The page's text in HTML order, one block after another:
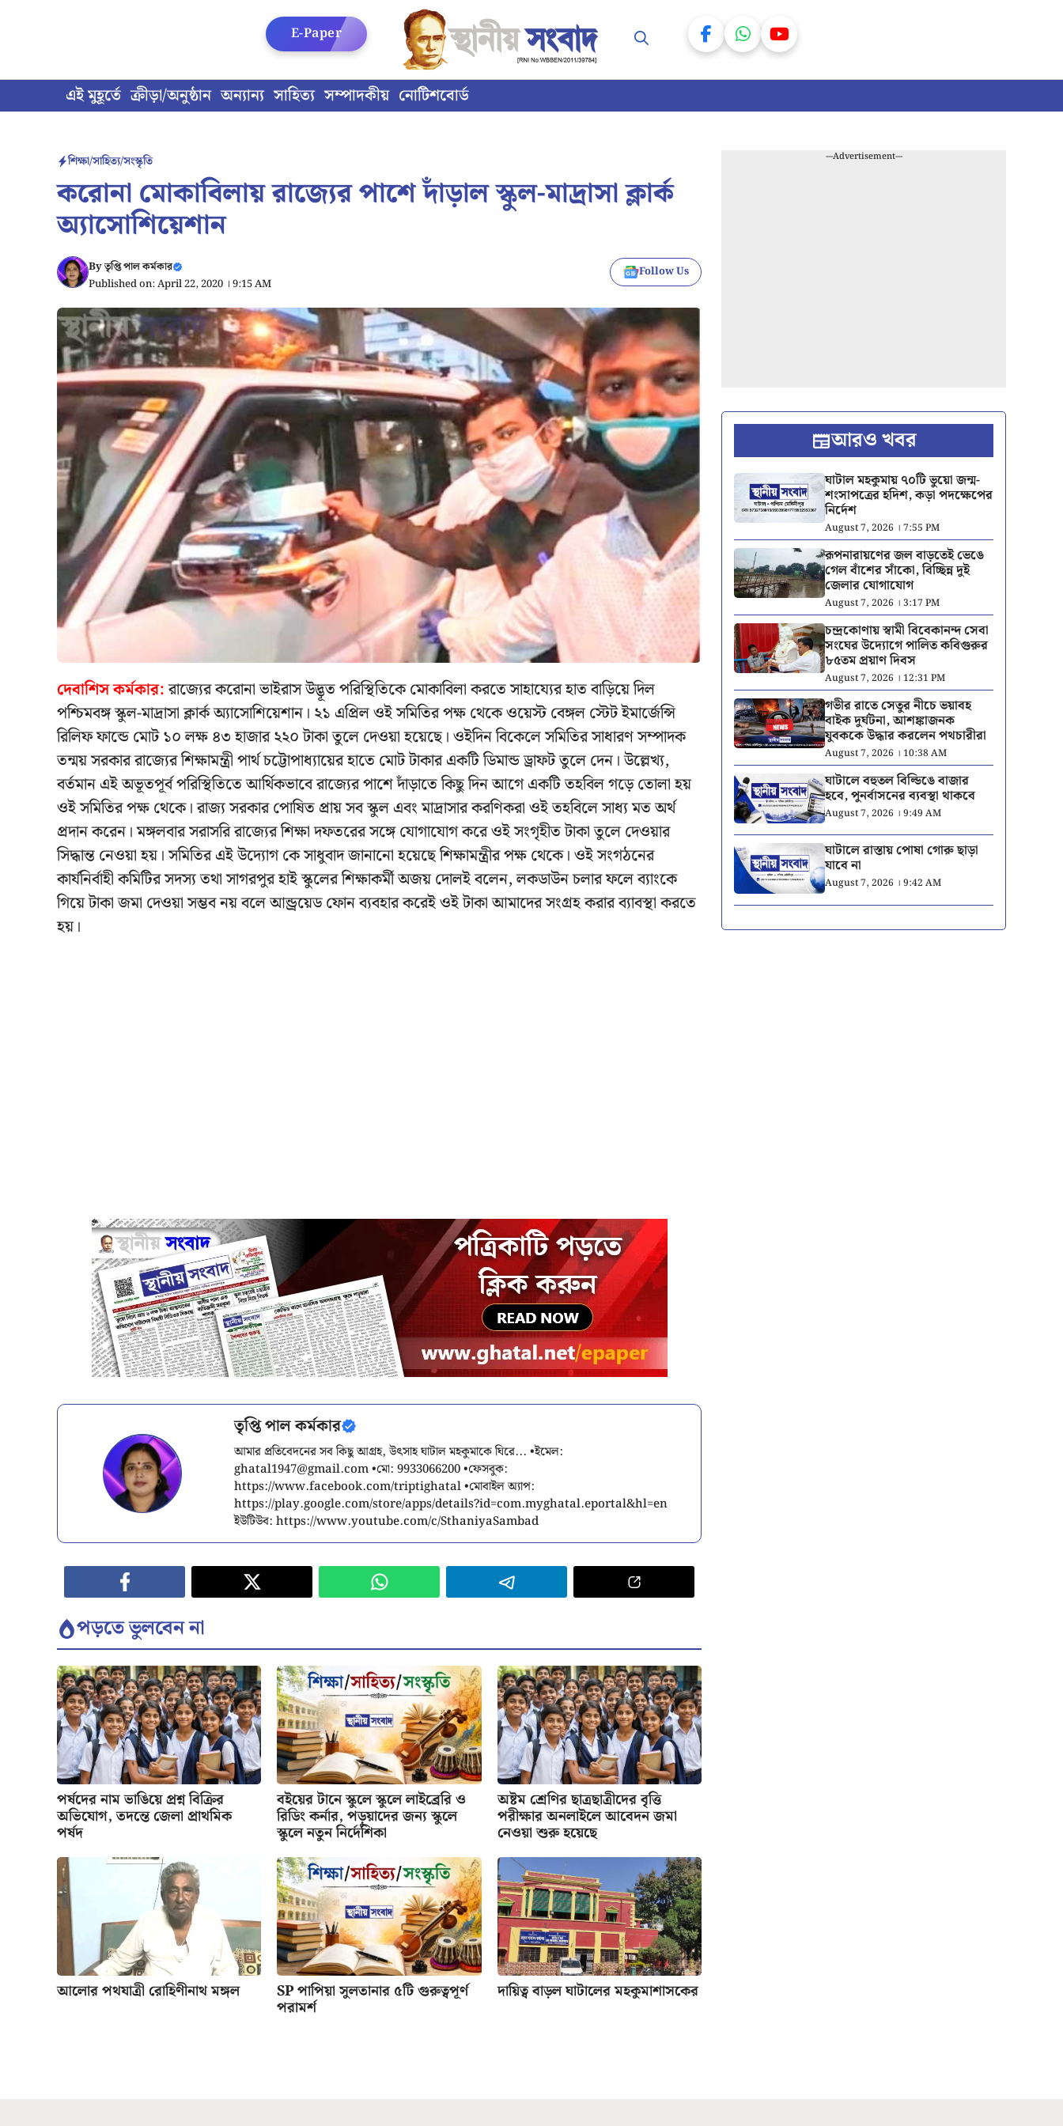
এই মুহূর্তে ক্রীড়া/অনুষ্ঠান অন্যান্য সাহিত্য সম্পাদকীয় নোটিশবোর্ড
E-Paper
শিক্ষা/সাহিত্য/সংস্কৃতি
করোনা মোকাবিলায় রাজ্যের পাশে দাঁড়াল স্কুল-মাদ্রাসা ক্লার্ক
অ্যাসোশিয়েশান
Byতৃপ্তি পাল কর্মকার
Published on: April 22, 2020 । 9:15 AM
Follow Us
দেবাশিস কর্মকার:রাজ্যের করোনা ভাইরাস উদ্ভূত পরিস্থিতিকে মোকাবিলা করতে সাহায্যের হাত বাড়িয়ে দিল
পশ্চিমবঙ্গ স্কুল-মাদ্রাসা ক্লার্ক অ্যাসোশিয়েশান। ২১ এপ্রিল ওই সমিতির পক্ষ থেকে ওয়েস্ট বেঙ্গল স্টেট ইমার্জেন্সি
রিলিফ ফান্ডে মোট ১০ লক্ষ ৪৩ হাজার ২২০ টাকা তুলে দেওয়া হয়েছে। ওইদিন বিকেলে সমিতির সাধারণ সম্পাদক
তন্ময় সরকার রাজ্যের শিক্ষামন্ত্রী পার্থ চট্টোপাধ্যায়ের হাতে মোট টাকার একটি ডিমান্ড ড্রাফট তুলে দেন। উল্লেখ্য,
বর্তমান এই অভূতপূর্ব পরিস্থিতিতে আর্থিকভাবে রাজ্যের পাশে দাঁড়াতে কিছু দিন আগে একটি তহবিল গড়ে তোলা হয়
ওই সমিতির পক্ষ থেকে। রাজ্য সরকার পোষিত প্রায় সব স্কুল এবং মাদ্রাসার করণিকরা ওই তহবিলে সাধ্য মত অর্থ
প্রদান করেন। মঙ্গলবার সরাসরি রাজ্যের শিক্ষা দফতরের সঙ্গে যোগাযোগ করে ওই সংগৃহীত টাকা তুলে দেওয়ার
সিদ্ধান্ত নেওয়া হয়। সমিতির এই উদ্যোগ কে সাধুবাদ জানানো হয়েছে শিক্ষামন্ত্রীর পক্ষ থেকে। ওই সংগঠনের
কার্যনির্বাহী কমিটির সদস্য তথা সাগরপুর হাই স্কুলের শিক্ষাকর্মী অজয় দোলই বলেন, লকডাউন চলার ফলে ব্যাংকে
গিয়ে টাকা জমা দেওয়া সম্ভব নয় বলে আন্ড্রয়েড ফোন ব্যবহার করেই ওই টাকা আমাদের সংগ্রহ করার ব্যাবস্থা করতে
হয়।
তৃপ্তি পাল কর্মকার
আমার প্রতিবেদনের সব কিছু আগ্রহ, উৎসাহ ঘাটাল মহকুমাকে ঘিরে... •ইমেল:
ghatal1947@gmail.com•মো: 9933066200 •ফেসবুক:
https://www.facebook.com/triptighatal •মোবাইল অ্যাপ:
https://play.google.com/store/apps/details?id=com.myghatal.eportal&hl=en
ইউটিউব: https://www.youtube.com/c/SthaniyaSambad
পড়তে ভুলবেন না
পর্ষদের নাম ভাঙিয়ে প্রশ্ন বিক্রির
অভিযোগ, তদন্তে জেলা প্রাথমিক
পর্ষদ
বইয়ের টানে স্কুলে স্কুলে লাইব্রেরি ও
রিডিং কর্নার, পড়ুয়াদের জন্য স্কুলে
স্কুলে নতুন নির্দেশিকা
অষ্টম শ্রেণির ছাত্রছাত্রীদের বৃত্তি
পরীক্ষার অনলাইলে আবেদন জমা
নেওয়া শুরু হয়েছে
আলোর পথযাত্রী রোহিণীনাথ মঙ্গল SP পাপিয়া সুলতানার ৫টি গুরুত্বপূর্ণ
পরামর্শ
দায়িত্ব বাড়ল ঘাটালের মহকুমাশাসকের
---Advertisement---
আরও খবর
ঘাটাল মহকুমায় ৭০টি ভুয়ো জন্ম-
শংসাপত্রের হদিশ, কড়া পদক্ষেপের
নির্দেশ
August 7, 2026 । 7:55 PM
রূপনারায়ণের জল বাড়তেই ভেঙে
গেল বাঁশের সাঁকো, বিচ্ছিন্ন দুই
জেলার যোগাযোগ
August 7, 2026 । 3:17 PM
চন্দ্রকোণায় স্বামী বিবেকানন্দ সেবা
সংঘের উদ্যোগে পালিত কবিগুরুর
৮৫তম প্রয়াণ দিবস
August 7, 2026 । 12:31 PM
গভীর রাতে সেতুর নীচে ভয়াবহ
বাইক দুর্ঘটনা, আশঙ্কাজনক
যুবককে উদ্ধার করলেন পথচারীরা
August 7, 2026 । 10:38 AM
ঘাটালে বহুতল বিল্ডিঙে বাজার
হবে, পুনর্বাসনের ব্যবস্থা থাকবে
August 7, 2026 । 9:49 AM
ঘাটালে রাস্তায় পোষা গোরু ছাড়া
যাবে না
August 7, 2026 । 9:42 AM